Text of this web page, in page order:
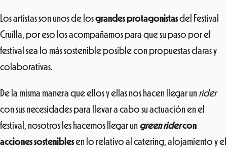
Los artistas son unos de losgrandes protagonistasdel Festival
Cruïlla, por eso los acompañamos para que su paso por el
festival sea lo más sostenible posible con propuestas claras y
colaborativas.
De la misma manera que ellos y ellas nos hacen llegar un rider
con sus necesidades para llevar a cabo su actuación en el
festival, nosotros les hacemos llegar un green ridercon
acciones sosteniblesen lo relativo al catering, alojamiento y el